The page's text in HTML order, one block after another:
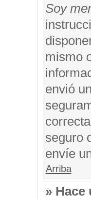
Soy
mismo
envió
seguro
envíe
Arriba
» Hace